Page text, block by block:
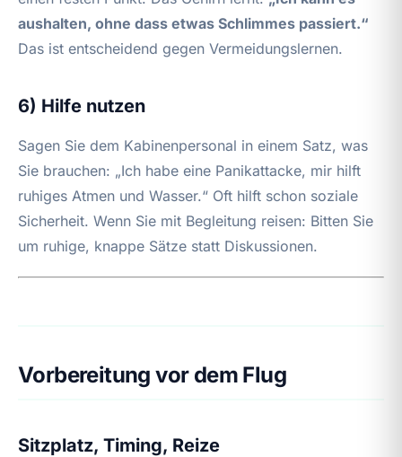
aushalten, ohne dass etwas Schlimmes passiert.“
Das ist entscheidend gegen Vermeidungslernen.
6) Hilfe nutzen
Sagen Sie dem Kabinenpersonal in einem Satz, was
Sie brauchen: „Ich habe eine Panikattacke, mir hilft
ruhiges Atmen und Wasser.“ Oft hilft schon soziale
Sicherheit. Wenn Sie mit Begleitung reisen: Bitten Sie
um ruhige, knappe Sätze statt Diskussionen.
Vorbereitung vor dem Flug
Sitzplatz, Timing, Reize